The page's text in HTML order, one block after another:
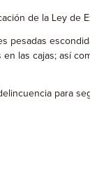
de la Ley de
pesadas
las cajas; así
para